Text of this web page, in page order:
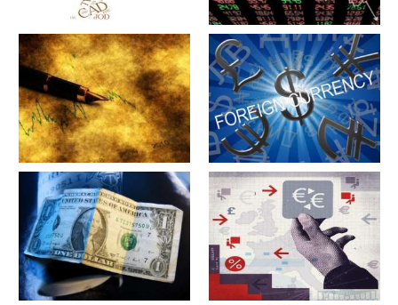
军工股[中简科技](300777)的公
司详细资料
军工股[上海瀚讯](300762)的公
司详细资料
军工股[昊华科技](600378)的公
司详细资料
江苏省[广大特材](688186)的公
司详细资料